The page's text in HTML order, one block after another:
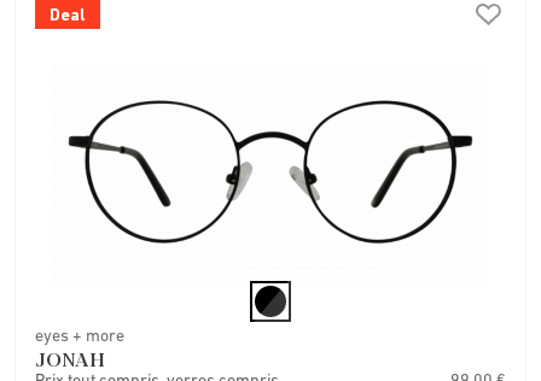
Deal
eyes + more
JONAH